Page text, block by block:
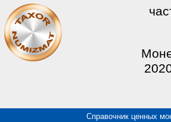
Справочник ценных